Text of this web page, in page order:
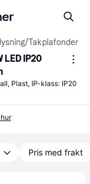
/Takplafonder
LED IP20
Plast, IP-klass: IP20
Pris med frakt